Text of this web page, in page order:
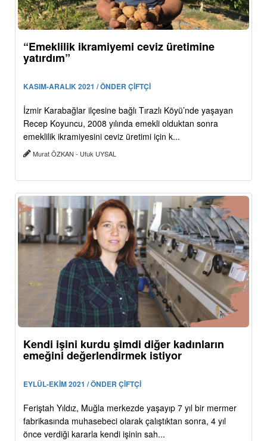
“Emeklilik ikramiyemi ceviz üretimine
yatırdım”
KASIM-ARALIK 2021 / ÖNDER ÇİFTÇİ
İzmir Karabağlar ilçesine bağlı Tırazlı Köyü’nde yaşayan
Recep Koyuncu, 2008 yılında emekli olduktan sonra
emeklilik ikramiyesini ceviz üretimi için k...
Murat ÖZKAN - Ufuk UYSAL
Kendi işini kurdu şimdi diğer kadınların
emeğini değerlendirmek istiyor
EYLÜL-EKİM 2021 / ÖNDER ÇİFTÇİ
Feriştah Yıldız, Muğla merkezde yaşayıp 7 yıl bir mermer
fabrikasında muhasebeci olarak çalıştıktan sonra, 4 yıl
önce verdiği kararla kendi işinin sah...